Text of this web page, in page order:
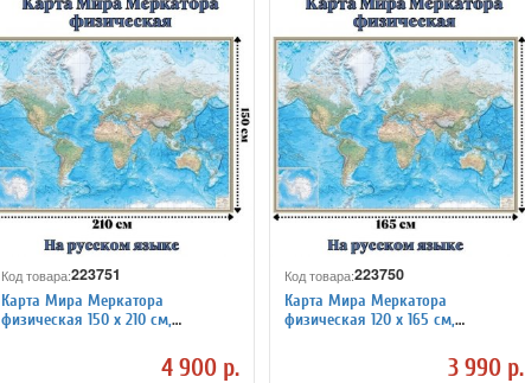
Код товара:223751
Карта Мира Меркатора
физическая 150 х 210 см,
4 900 р.
Код товара:223750
Карта Мира Меркатора
физическая 120 х 165 см,
3 990 р.